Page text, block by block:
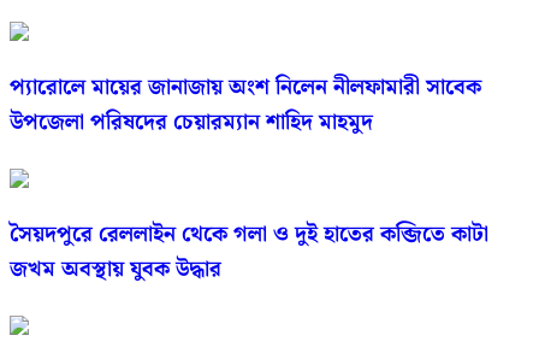
প্যারোলে মায়ের জানাজায় অংশ নিলেন নীলফামারী সাবেক
উপজেলা পরিষদের চেয়ারম্যান শাহিদ মাহমুদ
সৈয়দপুরে রেললাইন থেকে গলা ও দুই হাতের কব্জিতে কাটা
জখম অবস্থায় যুবক উদ্ধার